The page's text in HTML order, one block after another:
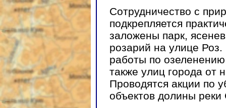
Сотрудничество с
подкрепляется
заложены парк,
розарий на улице
работы по озеленению
также улиц города от
Проводятся акции по
объектов долины реки